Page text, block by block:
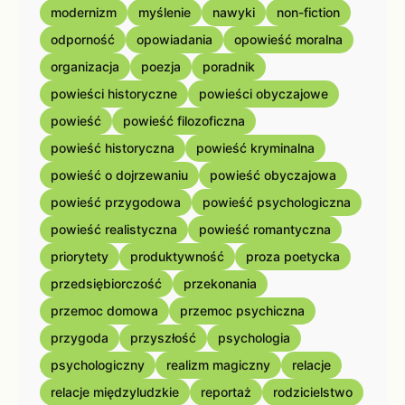
modernizm myślenie nawyki
non-fiction
odporność
opowiadania
opowieść moralna
organizacja
poezja
poradnik
powieści historyczne
powieści obyczajowe
powieść
powieść filozoficzna
powieść historyczna
powieść kryminalna
powieść o dojrzewaniu
powieść obyczajowa
powieść przygodowa
powieść psychologiczna
powieść realistyczna
powieść romantyczna
priorytety
produktywność
proza poetycka
przedsiębiorczość
przekonania
przemoc domowa
przemoc psychiczna
przygoda
przyszłość
psychologia
psychologiczny
realizm magiczny
relacje
relacje międzyludzkie
reportaż rodzicielstwo